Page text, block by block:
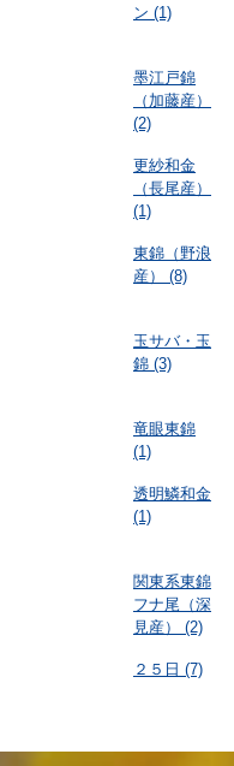
ン (1)
墨江戸錦
（加藤産）
(2)
更紗和金
（長尾産）
(1)
東錦（野浪
産）
(8)
玉サバ・玉
錦 (3)
竜眼東錦
(1)
透明鱗和金
(1)
関東系東錦
フナ尾（深
見産）
(2)
２５日 (7)